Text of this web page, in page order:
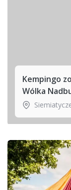
Kempingo
Wólka